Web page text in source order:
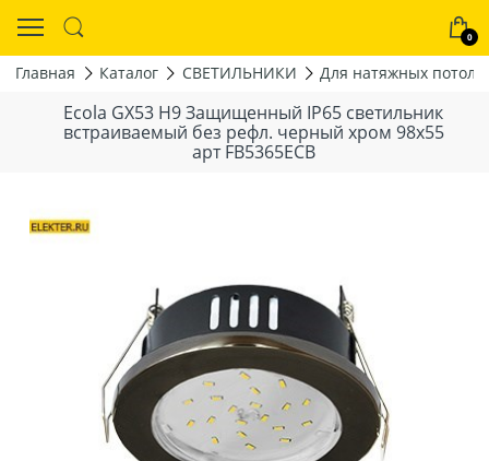
0
Главная Каталог СВЕТИЛЬНИКИ Для натяжных
Ecola GX53 H9 Защищенный IP65 светильник
встраиваемый без рефл. черный хром 98x55
арт FB5365ECB